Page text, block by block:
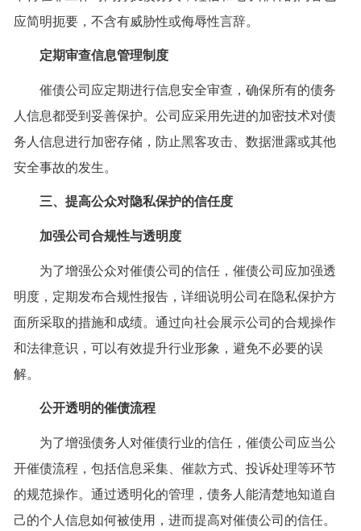
应简明扼要，不含有威胁性或侮辱性言辞。
定期审查信息管理制度
催债公司应定期进行信息安全审查，确保所有的债务
人信息都受到妥善保护。公司应采用先进的加密技术对债
务人信息进行加密存储，防止黑客攻击、数据泄露或其他
安全事故的发生。
三、提高公众对隐私保护的信任度
加强公司合规性与透明度
为了增强公众对催债公司的信任，催债公司应加强透
明度，定期发布合规性报告，详细说明公司在隐私保护方
面所采取的措施和成绩。通过向社会展示公司的合规操作
和法律意识，可以有效提升行业形象，避免不必要的误
解。
公开透明的催债流程
为了增强债务人对催债行业的信任，催债公司应当公
开催债流程，包括信息采集、催款方式、投诉处理等环节
的规范操作。通过透明化的管理，债务人能清楚地知道自
己的个人信息如何被使用，进而提高对催债公司的信任。